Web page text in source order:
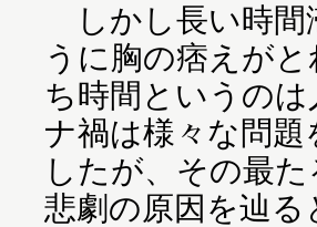
しかし長い時間
うに胸の痞えが
ち時間というの
ナ禍は様々な問
したが、その最
悲劇の原因を辿